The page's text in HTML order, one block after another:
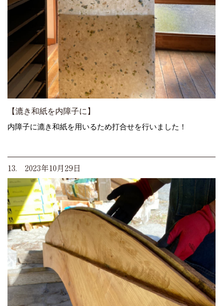
【漉き和紙を内障子に】
内障子に漉き和紙を用いるため打合せを行いました！
13. 2023年10月29日